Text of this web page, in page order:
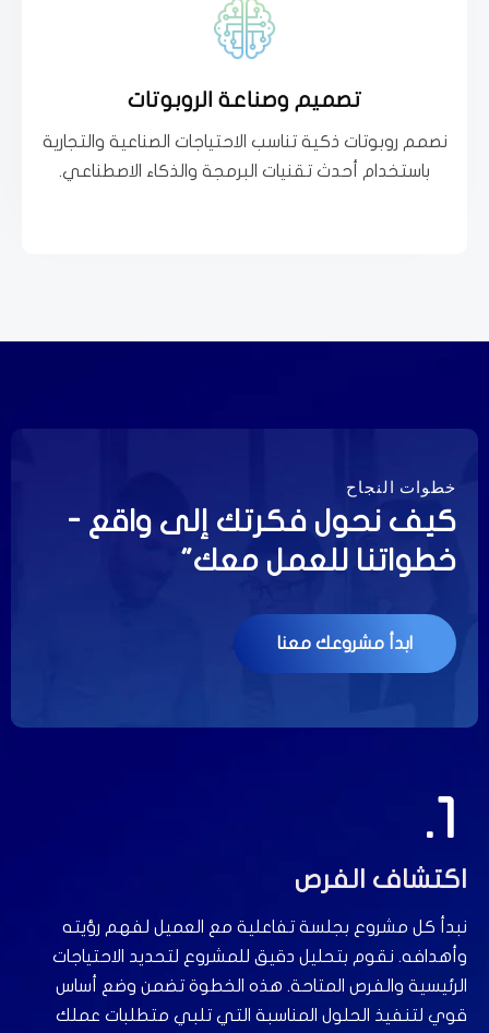
تصميم وصناعة الروبوتات
نصمم روبوتات ذكية تناسب الاحتياجات الصناعية والتجارية
باستخدام أحدث تقنيات البرمجة والذكاء الاصطناعي.
استفد من تقنيات الروبوتات لتطوير عملياتك وتحقيق
أقصى كفاءة. من روبوتات صناعية تسهم في تسريع
الإنتاج إلى روبوتات تجارية تعزز تجربة العملاء
تعرف اكثر
خطوات النجاح
كيف نحول فكرتك إلى واقع -
خطواتنا للعمل معك"
ابدأ مشروعك معنا
1.
اكتشاف الفرص
نبدأ كل مشروع بجلسة تفاعلية مع العميل لفهم رؤيته
وأهدافه. نقوم بتحليل دقيق للمشروع لتحديد الاحتياجات
الرئيسية والفرص المتاحة. هذه الخطوة تضمن وضع أساس
قوي لتنفيذ الحلول المناسبة التي تلبي متطلبات عملك